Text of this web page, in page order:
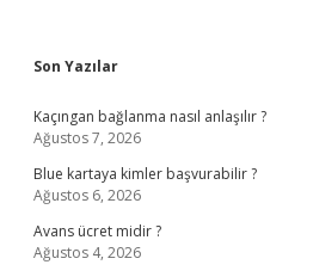
Sidebar
Son Yazılar
Kaçıngan bağlanma nasıl anlaşılır ?
Ağustos 7, 2026
Blue kartaya kimler başvurabilir ?
Ağustos 6, 2026
Avans ücret midir ?
Ağustos 4, 2026